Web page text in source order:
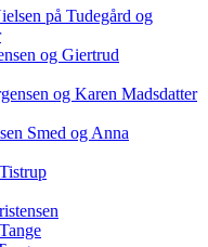
på Tudegård og
og Giertrud
og Karen Madsdatter
Smed og Anna